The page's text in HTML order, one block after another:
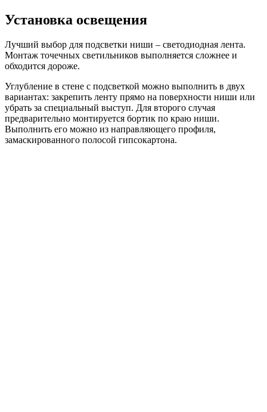
Установка освещения
Лучший выбор для подсветки ниши – светодиодная лента.
Монтаж точечных светильников выполняется сложнее и
обходится дороже.
Углубление в стене с подсветкой можно выполнить в двух
вариантах: закрепить ленту прямо на поверхности ниши или
убрать за специальный выступ. Для второго случая
предварительно монтируется бортик по краю ниши.
Выполнить его можно из направляющего профиля,
замаскированного полосой гипсокартона.